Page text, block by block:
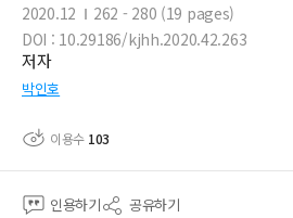
2020.12
262 - 280 (19 pages)
DOI : 10.29186/kjhh.2020.42.263
저자
박인호
이용수 103
인용하기 공유하기